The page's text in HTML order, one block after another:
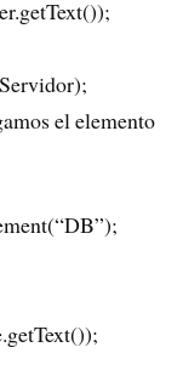
el elemento